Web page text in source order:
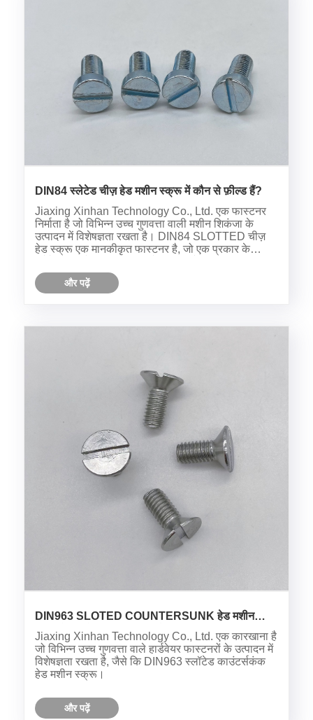
DIN84 स्लेटेड चीज़ हेड मशीन स्क्रू में कौन से फ़ील्ड हैं?
Jiaxing Xinhan Technology Co., Ltd. एक फास्टनर
निर्माता है जो विभिन्न उच्च गुणवत्ता वाली मशीन शिकंजा के
उत्पादन में विशेषज्ञता रखता है। DIN84 SLOTTED चीज़
हेड स्क्रू एक मानकीकृत फास्टनर है, जो एक प्रकार के
और पढ़ें
DIN963 SLOTED COUNTERSUNK हेड मशीन
स्क्रू के उपयोग का दायरा क्या है?
Jiaxing Xinhan Technology Co., Ltd. एक कारखाना है
जो विभिन्न उच्च गुणवत्ता वाले हार्डवेयर फास्टनरों के उत्पादन में
विशेषज्ञता रखता है, जैसे कि DIN963 स्लॉटेड काउंटर्सकंक
हेड मशीन स्क्रू।
और पढ़ें